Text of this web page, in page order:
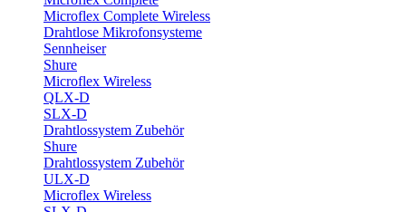
Microflex Complete Wireless
Drahtlose Mikrofonsysteme
Sennheiser
Shure
Microflex Wireless
QLX-D
SLX-D
Drahtlossystem Zubehör
Shure
Drahtlossystem Zubehör
ULX-D
Microflex Wireless